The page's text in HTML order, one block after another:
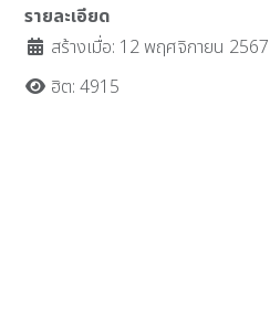
รายละเอียด
สร้างเมื่อ: 12 พฤศจิกายน 2567
ฮิต: 4915